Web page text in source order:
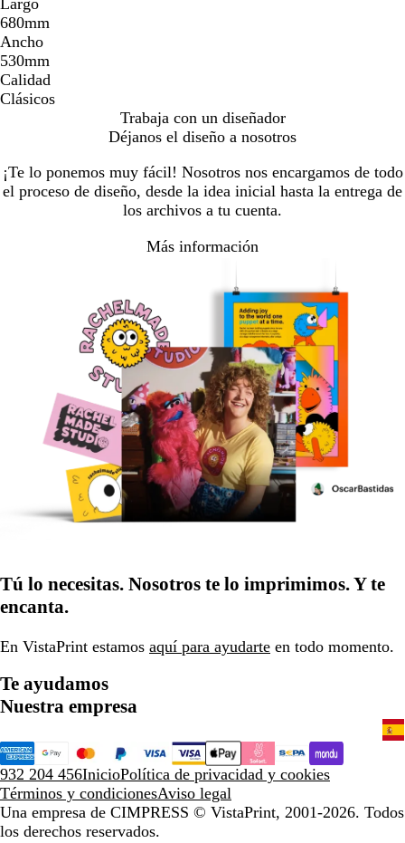
680mm
Ancho
530mm
Calidad
Clásicos
Trabaja con un diseñador
Déjanos el diseño a nosotros
¡Te lo ponemos muy fácil! Nosotros nos encargamos de todo
el proceso de diseño, desde la idea inicial hasta la entrega de
los archivos a tu cuenta.
Más información
Tú lo necesitas. Nosotros te lo imprimimos. Y te
encanta.
En VistaPrint estamos aquí para ayudarte en todo momento.
Te ayudamos
Nuestra empresa
932 204 456InicioPolítica de privacidad y cookies
Términos y condicionesAviso legal
Una empresa de CIMPRESS © VistaPrint, 2001-2026. Todos
los derechos reservados.